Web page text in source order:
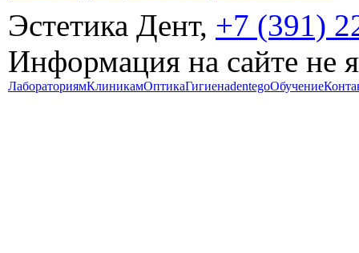
Эстетика Дент, +7 (391)
Информация на сайте не
ЛабораториямКлиникамОптикаГигиенаdentegoОбучение